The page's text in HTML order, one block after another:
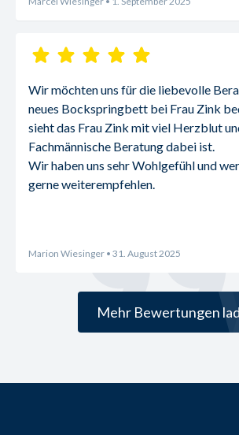
Wir möchten uns für die liebevolle
neues Bockspringbett bei Frau Zink
sieht das Frau Zink mit viel Herzblut
Fachmännische Beratung dabei ist.
Wir haben uns sehr Wohlgefühl und
gerne weiterempfehlen.
Marion Wiesinger • 31. August 2025
Mehr Bewertungen